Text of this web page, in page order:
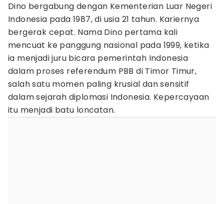
Dino bergabung dengan Kementerian Luar Negeri
Indonesia pada 1987, di usia 21 tahun. Kariernya
bergerak cepat. Nama Dino pertama kali
mencuat ke panggung nasional pada 1999, ketika
ia menjadi juru bicara pemerintah Indonesia
dalam proses referendum PBB di Timor Timur,
salah satu momen paling krusial dan sensitif
dalam sejarah diplomasi Indonesia. Kepercayaan
itu menjadi batu loncatan.